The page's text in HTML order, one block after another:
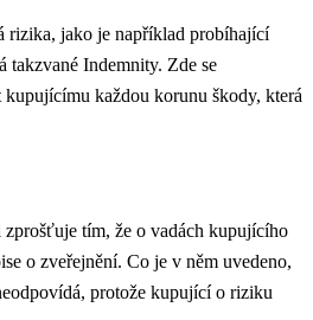
rizika, jako je například probíhající
takzvané Indemnity. Zde se
každou korunu škody, která
zprošťuje tím, že o vadách kupujícího
o zveřejnění. Co je v něm uvedeno,
protože kupující o riziku